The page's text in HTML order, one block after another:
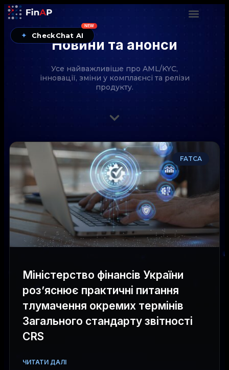
✦ CheckChat AI
NEW
Новини та анонси
Усе найважливіше про AML/KYC,
інновації, зміни у комплаєнсі та релізи
продукту.
FATCA
Міністерство фінансів України
роз’яснює практичні питання
тлумачення окремих термінів
Загального стандарту звітності
CRS
ЧИТАТИ ДАЛІ